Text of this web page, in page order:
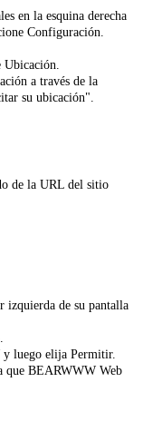
en la esquina derecha
Configuración.
a través de la
su ubicación".
de la URL del sitio
izquierda de su pantalla
y luego elija Permitir.
que BEARWWW Web